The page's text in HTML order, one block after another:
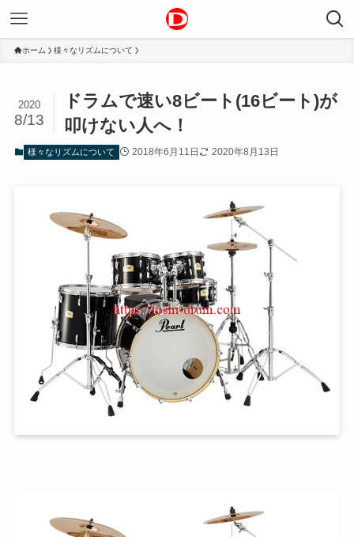
ホーム 様々なリズムについて
ドラムで速い8ビート(16ビート)が
叩けない人へ！
2020
8/13
様々なリズムについて 2018年6月11日 2020年8月13日